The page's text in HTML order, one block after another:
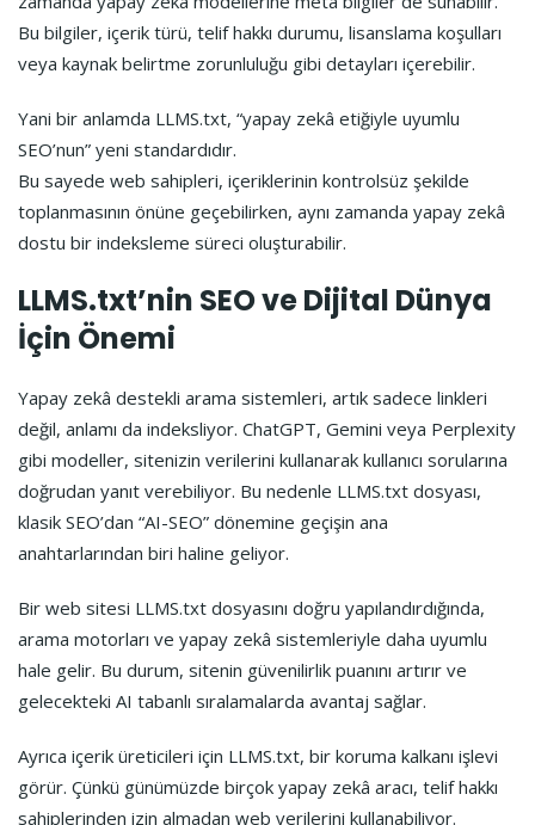
Bu bilgiler, içerik türü, telif hakkı durumu, lisanslama koşulları
veya kaynak belirtme zorunluluğu gibi detayları içerebilir.
Yani bir anlamda LLMS.txt, “yapay zekâ etiğiyle uyumlu
SEO’nun” yeni standardıdır.
Bu sayede web sahipleri, içeriklerinin kontrolsüz şekilde
toplanmasının önüne geçebilirken, aynı zamanda yapay zekâ
dostu bir indeksleme süreci oluşturabilir.
LLMS.txt’nin SEO ve Dijital Dünya
İçin Önemi
Yapay zekâ destekli arama sistemleri, artık sadece linkleri
değil, anlamı da indeksliyor. ChatGPT, Gemini veya Perplexity
gibi modeller, sitenizin verilerini kullanarak kullanıcı sorularına
doğrudan yanıt verebiliyor. Bu nedenle LLMS.txt dosyası,
klasik SEO’dan “AI-SEO” dönemine geçişin ana
anahtarlarından biri haline geliyor.
Bir web sitesi LLMS.txt dosyasını doğru yapılandırdığında,
arama motorları ve yapay zekâ sistemleriyle daha uyumlu
hale gelir. Bu durum, sitenin güvenilirlik puanını artırır ve
gelecekteki AI tabanlı sıralamalarda avantaj sağlar.
Ayrıca içerik üreticileri için LLMS.txt, bir koruma kalkanı işlevi
görür. Çünkü günümüzde birçok yapay zekâ aracı, telif hakkı
sahiplerinden izin almadan web verilerini kullanabiliyor.